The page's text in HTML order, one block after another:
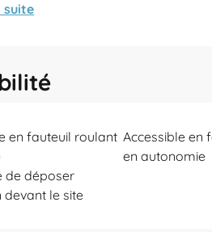
suite
en fauteuil roulant Accessible en
en autonomie
de déposer
devant le site